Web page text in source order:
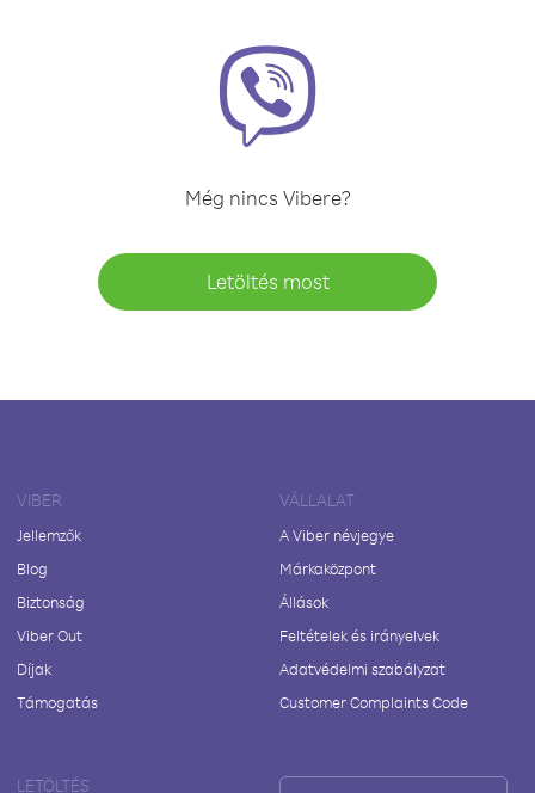
Még nincs Vibere?
Letöltés most
VIBER
Jellemzők
Blog
Biztonság
Viber Out
Díjak
Támogatás
VÁLLALAT
A Viber névjegye
Márkaközpont
Állások
Feltételek és irányelvek
Adatvédelmi szabályzat
Customer Complaints Code
LETÖLTÉS